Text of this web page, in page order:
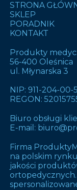
STRONA
SKLEP
PORADNIK
KONTAKT
Produkty
56-400 Oleśnica
ul. Młynarska 3
NIP: 911-204-00-
REGON:
Biuro obsługi
E-mail:
Firma
na polskim
jakości